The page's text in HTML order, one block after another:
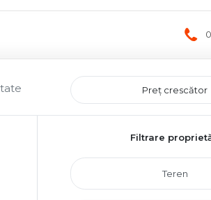
Preț crescător
Filtrare
Teren